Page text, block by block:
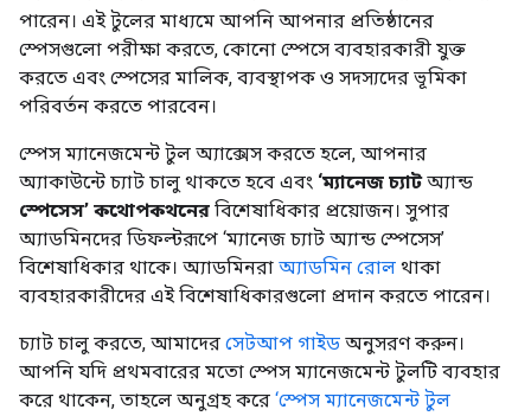
পারেন। এই টুলের মাধ্যমে আপনি আপনার প্রতিষ্ঠানের
স্পেসগুলো পরীক্ষা করতে, কোনো স্পেসে ব্যবহারকারী যুক্ত
করতে এবং স্পেসের মালিক, ব্যবস্থাপক ও সদস্যদের ভূমিকা
পরিবর্তন করতে পারবেন।
স্পেস ম্যানেজমেন্ট টুল অ্যাক্সেস করতে হলে, আপনার
অ্যাকাউন্টে চ্যাট চালু থাকতে হবে এবং ‘ম্যানেজ চ্যাটঅ্যান্ড
স্পেসেস’ কথোপকথনের বিশেষাধিকার প্রয়োজন। সুপার
অ্যাডমিনদের ডিফল্টরূপে ‘ম্যানেজ চ্যাট অ্যান্ড স্পেসেস’
বিশেষাধিকার থাকে। অ্যাডমিনরা অ্যাডমিন রোল থাকা
ব্যবহারকারীদের এই বিশেষাধিকারগুলো প্রদান করতে পারেন।
চ্যাট চালু করতে, আমাদের সেটআপ গাইড অনুসরণ করুন।
আপনি যদি প্রথমবারের মতো স্পেস ম্যানেজমেন্ট টুলটি ব্যবহার
করে থাকেন, তাহলে অনুগ্রহ করে ‘স্পেস ম্যানেজমেন্ট টুল